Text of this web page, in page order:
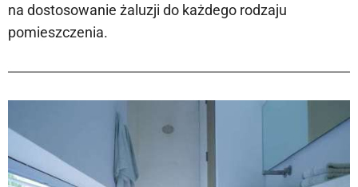
na dostosowanie żaluzji do każdego rodzaju
pomieszczenia.